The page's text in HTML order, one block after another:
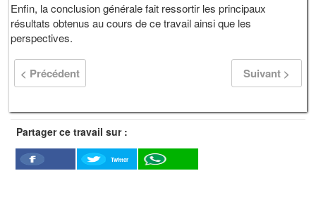
Enfin, la conclusion générale fait ressortir les principaux
résultats obtenus au cours de ce travail ainsi que les
perspectives.
< Précédent Suivant >
Partager ce travail sur :
Facebook
Twitter